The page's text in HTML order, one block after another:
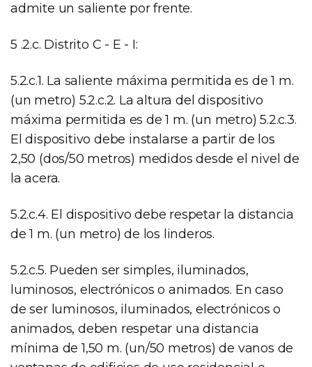
admite un saliente por frente.
5 .2.c. Distrito C - E - I:
5.2.c.1. La saliente máxima permitida es de 1 m.
(un metro) 5.2.c.2. La altura del dispositivo
máxima permitida es de 1 m. (un metro) 5.2.c.3.
El dispositivo debe instalarse a partir de los
2,50 (dos/50 metros) medidos desde el nivel de
la acera.
5.2.c.4. El dispositivo debe respetar la distancia
de 1 m. (un metro) de los linderos.
5.2.c.5. Pueden ser simples, iluminados,
luminosos, electrónicos o animados. En caso
de ser luminosos, iluminados, electrónicos o
animados, deben respetar una distancia
mínima de 1,50 m. (un/50 metros) de vanos de